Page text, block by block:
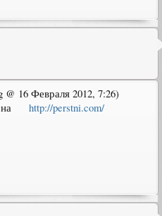
@ 16 Февраля 2012, 7:26)
http://perstni.com/